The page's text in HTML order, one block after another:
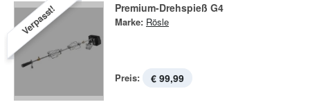
Verpasst! Premium-Drehspieß G4
Marke: Rösle
Preis: € 99,99